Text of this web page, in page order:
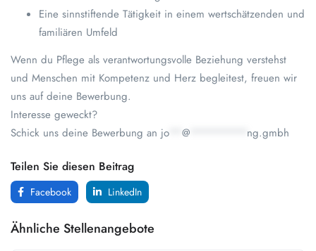
Eine sinnstiftende Tätigkeit in einem wertschätzenden und
familiären Umfeld
Wenn du Pflege als verantwortungsvolle Beziehung verstehst
und Menschen mit Kompetenz und Herz begleitest, freuen wir
uns auf deine Bewerbung.
Interesse geweckt?
Schick uns deine Bewerbung an jo @ ng.gmbh
Teilen Sie diesen Beitrag
Facebook LinkedIn
Ähnliche Stellenangebote